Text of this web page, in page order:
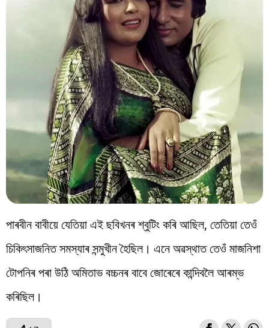
পাৰবীন বাবীয়ে যেতিয়া এই ছবিখনৰ শ্বুটিং কৰি আছিল, তেতিয়া তেওঁ
চিকিৎসাজনিত সমস্যাৰ সন্মুখীন হৈছিল। এনে অৱস্থাত তেওঁ মাজনিশা
টোপনিৰ পৰা উঠি অমিতাভ বচ্চনৰ বাবে জোৰেৰে কান্দিবলৈ আৰম্ভ
কৰিছিল।